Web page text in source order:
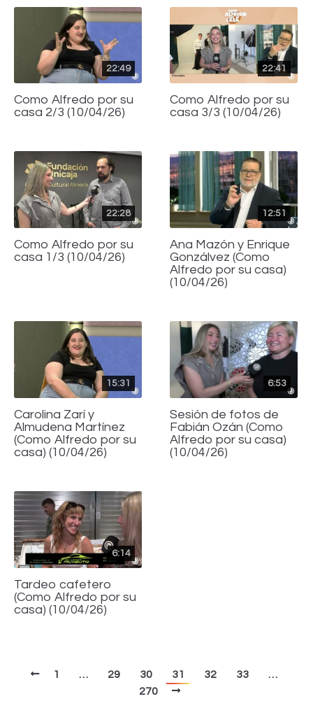
22:49
Como Alfredo por su
casa 2/3 (10/04/26)
22:41
Como Alfredo por su
casa 3/3 (10/04/26)
22:28
Como Alfredo por su
casa 1/3 (10/04/26)
12:51
Ana Mazón y Enrique
Gonzálvez (Como
Alfredo por su casa)
(10/04/26)
15:31
Carolina Zarí y
Almudena Martínez
(Como Alfredo por su
casa) (10/04/26)
6:53
Sesión de fotos de
Fabián Ozán (Como
Alfredo por su casa)
(10/04/26)
6:14
Tardeo cafetero
(Como Alfredo por su
casa) (10/04/26)
1 … 29 30 31 32 33
…
270